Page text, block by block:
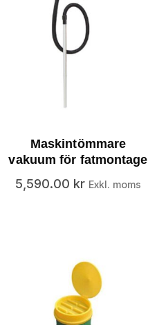
Maskintömmare
vakuum för fatmontage
5,590.00 kr Exkl. moms